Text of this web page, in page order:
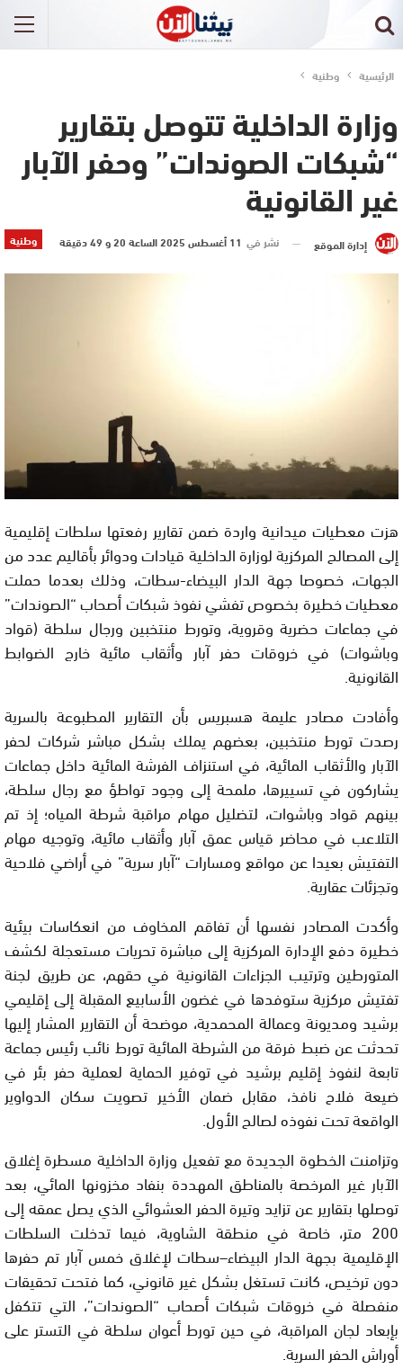
الرئيسية وطنية
وزارة الداخلية تتوصل بتقارير
“شبكات الصوندات” وحفر الآبار
غير القانونية
وطنية إدارة الموقع نشر في 11 أغسطس 2025 الساعة 20 و 49 دقيقة
هزت معطيات ميدانية واردة ضمن تقارير رفعتها سلطات إقليمية
إلى المصالح المركزية لوزارة الداخلية قيادات ودوائر بأقاليم عدد من
الجهات، خصوصا جهة الدار البيضاء-سطات، وذلك بعدما حملت
معطيات خطيرة بخصوص تفشي نفوذ شبكات أصحاب “الصوندات”
في جماعات حضرية وقروية، وتورط منتخبين ورجال سلطة (قواد
وباشوات) في خروقات حفر آبار وأثقاب مائية خارج الضوابط
القانونية.
وأفادت مصادر عليمة هسبريس بأن التقارير المطبوعة بالسرية
رصدت تورط منتخبين، بعضهم يملك بشكل مباشر شركات لحفر
الآبار والأثقاب المائية، في استنزاف الفرشة المائية داخل جماعات
يشاركون في تسييرها، ملمحة إلى وجود تواطؤ مع رجال سلطة،
بينهم قواد وباشوات، لتضليل مهام مراقبة شرطة المياه؛ إذ تم
التلاعب في محاضر قياس عمق آبار وأثقاب مائية، وتوجيه مهام
التفتيش بعيدا عن مواقع ومسارات “آبار سرية” في أراضي فلاحية
وتجزئات عقارية.
وأكدت المصادر نفسها أن تفاقم المخاوف من انعكاسات بيئية
خطيرة دفع الإدارة المركزية إلى مباشرة تحريات مستعجلة لكشف
المتورطين وترتيب الجزاءات القانونية في حقهم، عن طريق لجنة
تفتيش مركزية ستوفدها في غضون الأسابيع المقبلة إلى إقليمي
برشيد ومديونة وعمالة المحمدية، موضحة أن التقارير المشار إليها
تحدثت عن ضبط فرقة من الشرطة المائية تورط نائب رئيس جماعة
تابعة لنفوذ إقليم برشيد في توفير الحماية لعملية حفر بئر في
ضيعة فلاح نافذ، مقابل ضمان الأخير تصويت سكان الدواوير
الواقعة تحت نفوذه لصالح الأول.
وتزامنت الخطوة الجديدة مع تفعيل وزارة الداخلية مسطرة إغلاق
الآبار غير المرخصة بالمناطق المهددة بنفاد مخزونها المائي، بعد
توصلها بتقارير عن تزايد وتيرة الحفر العشوائي الذي يصل عمقه إلى
200 متر، خاصة في منطقة الشاوية، فيما تدخلت السلطات
الإقليمية بجهة الدار البيضاء–سطات لإغلاق خمس آبار تم حفرها
دون ترخيص، كانت تستغل بشكل غير قانوني، كما فتحت تحقيقات
منفصلة في خروقات شبكات أصحاب “الصوندات”، التي تتكفل
بإبعاد لجان المراقبة، في حين تورط أعوان سلطة في التستر على
أوراش الحفر السرية.